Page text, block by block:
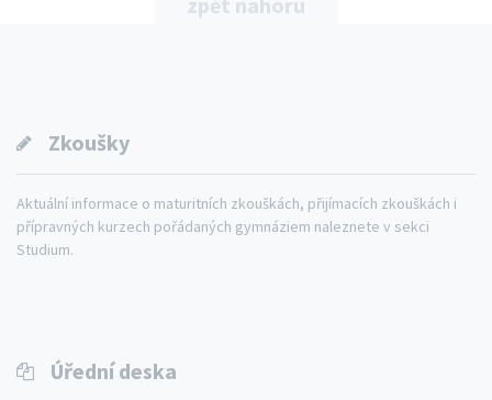
Zkoušky
Aktuální informace o maturitních zkouškách, přijímacích zkouškách i
přípravných kurzech pořádaných gymnáziem naleznete v sekci
Studium.
Úřední deska